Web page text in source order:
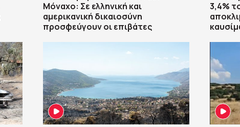
Μόναχο: Σε ελληνική και
αμερικανική δικαιοσύνη
προσφεύγουν οι επιβάτες
3,4%